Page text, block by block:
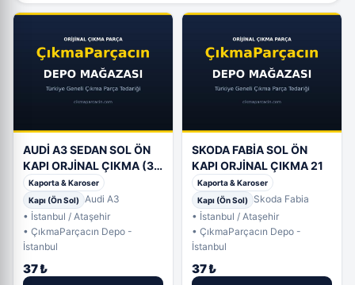
AUDİ A3 SEDAN SOL ÖN
KAPI ORJİNAL ÇIKMA (3.
Adet)
Kaporta & Karoser
Kapı (Ön Sol)
Audi A3
• İstanbul / Ataşehir
• ÇıkmaParçacın Depo -
İstanbul
37 ₺
SKODA FABİA SOL ÖN
KAPI ORJİNAL ÇIKMA 21
Kaporta & Karoser
Kapı (Ön Sol)
Skoda Fabia
• İstanbul / Ataşehir
• ÇıkmaParçacın Depo -
İstanbul
37 ₺